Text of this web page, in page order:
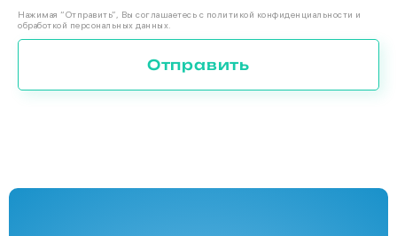
Нажимая “Отправить”, Вы соглашаетесь с политикой конфиденциальности и
обработкой персональных данных.
Отправить